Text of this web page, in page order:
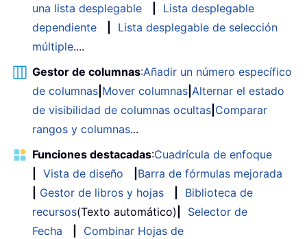
una lista desplegable
Lista desplegable
dependiente
Lista desplegable de selección
múltiple....
Gestor de columnas:Añadir un número específico
de columnas Mover columnas Alternar el estado
de visibilidad de columnas ocultas Comparar
rangos y columnas...
Funciones destacadas:Cuadrícula de enfoque
Vista de diseño
Barra de fórmulas mejorada
Gestor de libros y hojas
Biblioteca de
recursos(Texto automático)
Selector de
Fecha
Combinar Hojas de